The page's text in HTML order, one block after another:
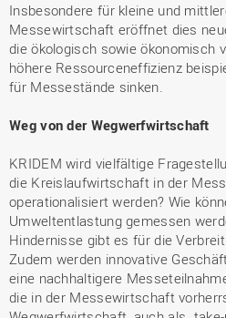
Insbesondere für kleine und
Messewirtschaft eröffnet dies
die ökologisch sowie ökonomisch
höhere Ressourceneffizienz
für Messestände sinken.
Weg von der Wegwerfwirtschaft
KRIDEM wird vielfältige
die Kreislaufwirtschaft in der
operationalisiert werden? Wie
Umweltentlastung gemessen
Hindernisse gibt es für die
Zudem werden innovative
eine nachhaltigere
die in der Messewirtschaft